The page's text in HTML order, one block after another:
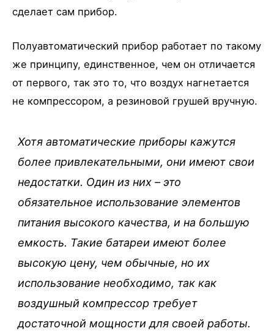
сделает сам прибор.
Полуавтоматический прибор работает по такому
же принципу, единственное, чем он отличается
от первого, так это то, что воздух нагнетается
не компрессором, а резиновой грушей вручную.
Хотя автоматические приборы кажутся
более привлекательными, они имеют свои
недостатки. Один из них – это
обязательное использование элементов
питания высокого качества, и на большую
емкость. Такие батареи имеют более
высокую цену, чем обычные, но их
использование необходимо, так как
воздушный компрессор требует
достаточной мощности для своей работы.